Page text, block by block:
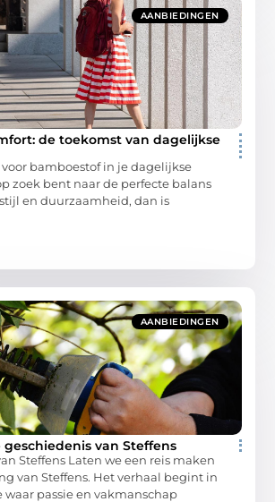
AANBIEDINGEN
de toekomst van dagelijkse
bamboestof in je dagelijkse
zoek bent naar de perfecte balans
en duurzaamheid, dan is
AANBIEDINGEN
van Steffens
Steffens Laten we een reis maken
van Steffens. Het verhaal begint in
passie en vakmanschap